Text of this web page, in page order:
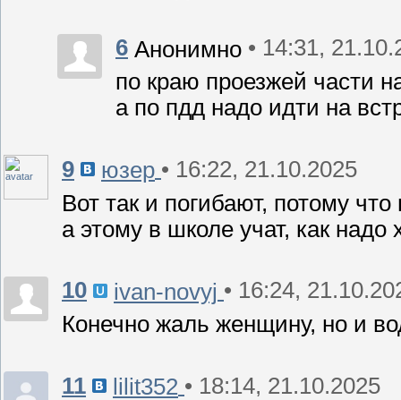
6 Анонимно • 14:31,
по краю проезжей части
а по пдд надо идти на
9 юзер • 16:22, 21.10.2025
Вот так и погибают, потому
а этому в школе учат, как надо
10 ivan-novyj • 16:24,
Конечно жаль женщину, но и
11 lilit352 • 18:14, 21.10.2025